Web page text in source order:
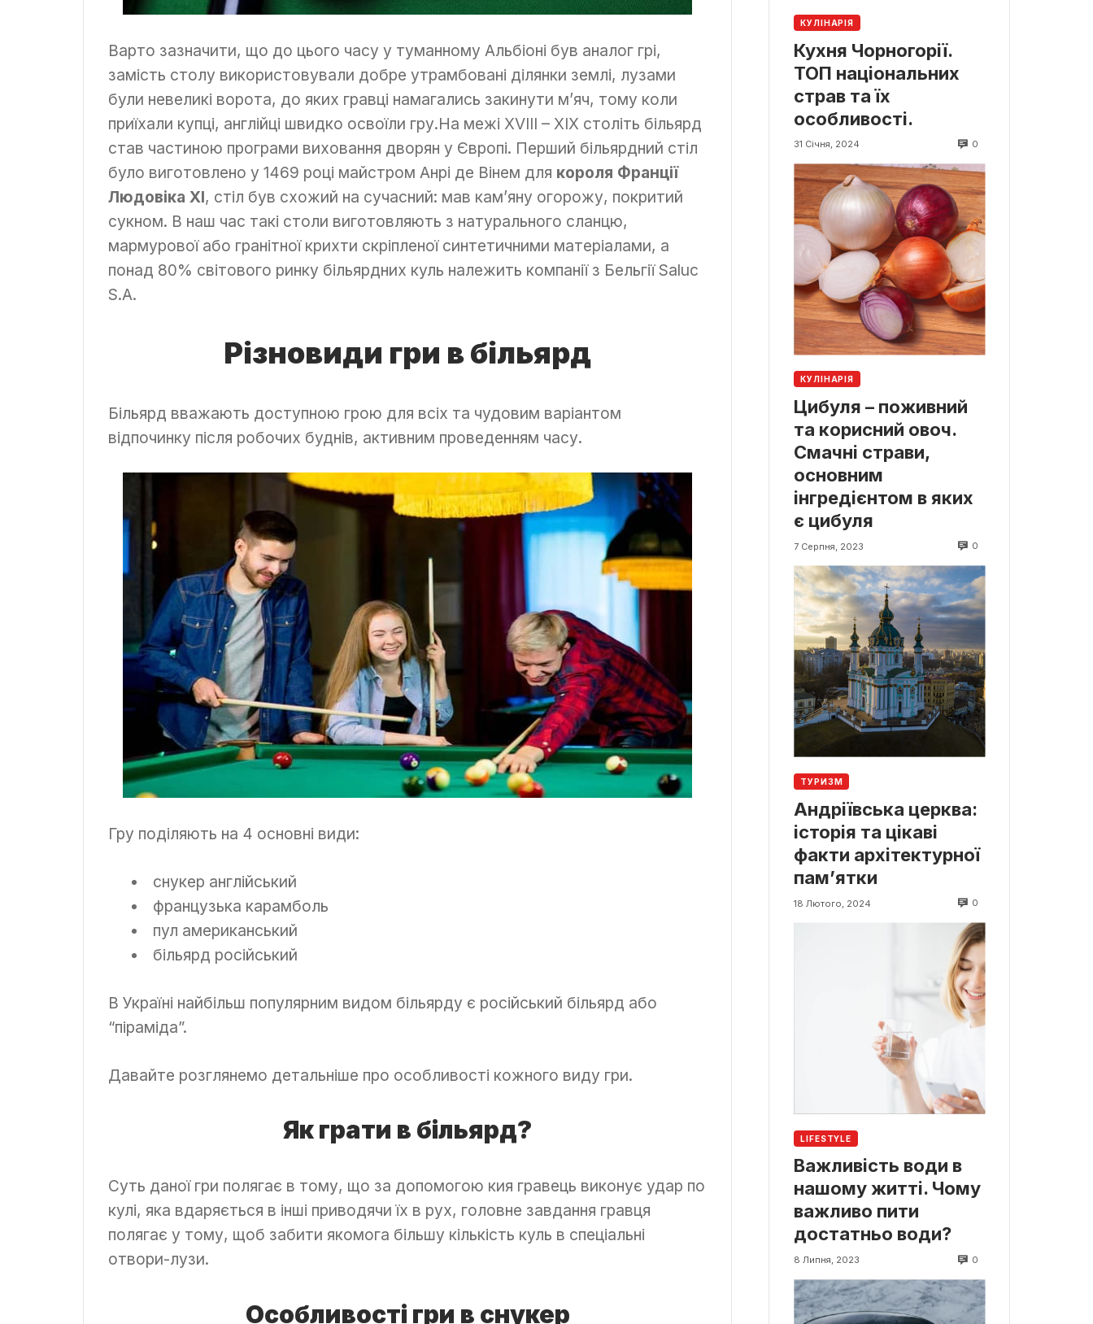
Варто зазначити, що до цього часу у туманному Альбіоні був аналог грі,
замість столу використовували добре утрамбовані ділянки землі, лузами
були невеликі ворота, до яких гравці намагались закинути м’яч, тому коли
приїхали купці, англійці швидко освоїли гру.На межі XVIII – XIX століть більярд
став частиною програми виховання дворян у Європі. Перший більярдний стіл
було виготовлено у 1469 році майстром Анрі де Вінем для короля Франції
Людовіка XI, стіл був схожий на сучасний: мав кам’яну огорожу, покритий
сукном. В наш час такі столи виготовляють з натурального сланцю,
мармурової або гранітної крихти скріпленої синтетичними матеріалами, а
понад 80% світового ринку більярдних куль належить компанії з Бельгії Saluc
S.A.
Різновиди гри в більярд
Більярд вважають доступною грою для всіх та чудовим варіантом
відпочинку після робочих буднів, активним проведенням часу.
Гру поділяють на 4 основні види:
снукер англійський
французька карамболь
пул американський
більярд російський
В Україні найбільш популярним видом більярду є російський більярд або
“піраміда”.
Давайте розглянемо детальніше про особливості кожного виду гри.
Як грати в більярд?
Суть даної гри полягає в тому, що за допомогою кия гравець виконує удар по
кулі, яка вдаряється в інші приводячи їх в рух, головне завдання гравця
полягає у тому, щоб забити якомога більшу кількість куль в спеціальні
отвори-лузи.
Особливості гри в снукер
КУЛІНАРІЯ
Кухня Чорногорії.
ТОП національних
страв та їх
особливості.
31 Січня, 2024 0
КУЛІНАРІЯ
Цибуля – поживний
та корисний овоч.
Смачні страви,
основним
інгредієнтом в яких
є цибуля
7 Серпня, 2023 0
ТУРИЗМ
Андріївська церква:
історія та цікаві
факти архітектурної
пам’ятки
18 Лютого, 2024 0
LIFESTYLE
Важливість води в
нашому житті. Чому
важливо пити
достатньо води?
8 Липня, 2023 0